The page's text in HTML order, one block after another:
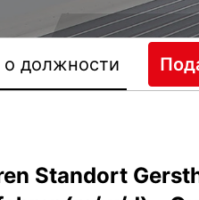
должности
Standort